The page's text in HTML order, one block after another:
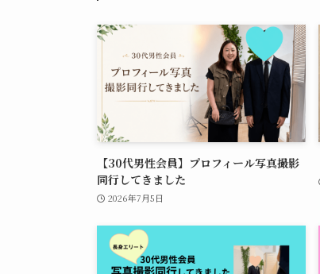
【30代男性会員】プロフィール写真撮影
同行してきました
2026年7月5日